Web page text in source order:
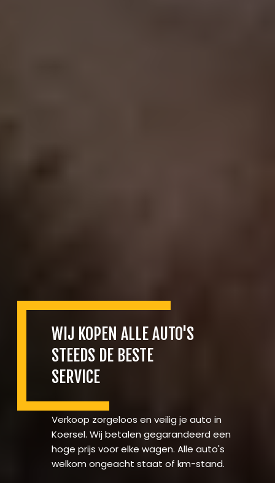
WIJ KOPEN ALLE AUTO'S
STEEDS DE BESTE
SERVICE
Verkoop zorgeloos en veilig je auto in
Koersel. Wij betalen gegarandeerd een
hoge prijs voor elke wagen. Alle auto's
welkom ongeacht staat of km-stand.